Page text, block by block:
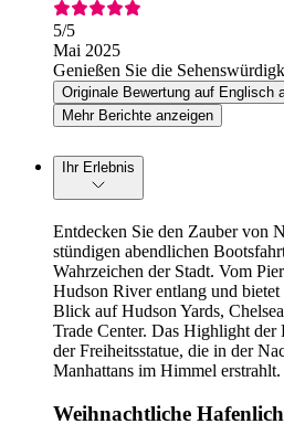
5/5
Mai 2025
Genießen Sie die
Originale Bewertung auf Englisch
Mehr Berichte anzeigen
Ihr Erlebnis
Entdecken Sie den Zauber von
stündigen abendlichen
Wahrzeichen der Stadt. Vom
Hudson River entlang und bietet
Blick auf Hudson Yards,
Trade Center. Das Highlight der
der Freiheitsstatue, die in der
Manhattans im Himmel erstrahlt.
Weihnachtliche